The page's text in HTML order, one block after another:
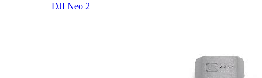
DJI Neo 2